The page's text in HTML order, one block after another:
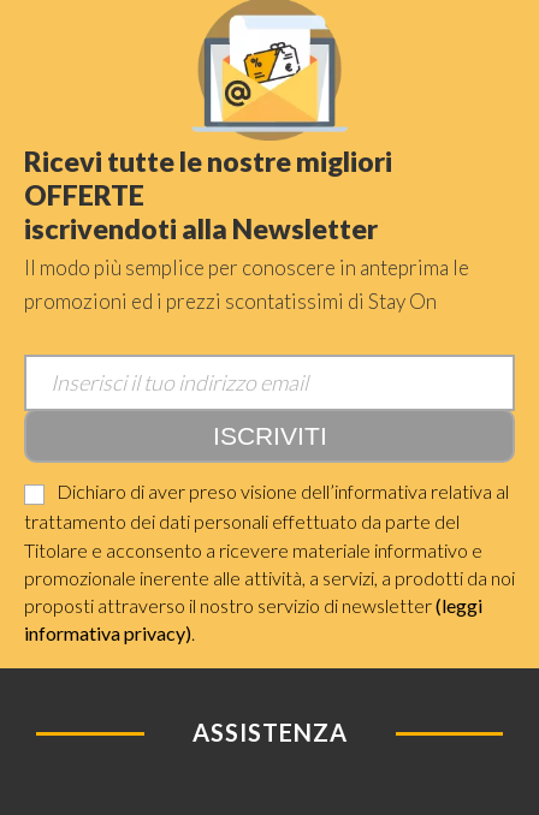
Ricevi tutte le nostre migliori
OFFERTE
iscrivendoti alla Newsletter
Il modo più semplice per conoscere in anteprima le
promozioni ed i prezzi scontatissimi di Stay On
Dichiaro di aver preso visione dell’informativa relativa al
trattamento dei dati personali effettuato da parte del
Titolare e acconsento a ricevere materiale informativo e
promozionale inerente alle attività, a servizi, a prodotti da noi
proposti attraverso il nostro servizio di newsletter(leggi
informativa privacy).
ASSISTENZA